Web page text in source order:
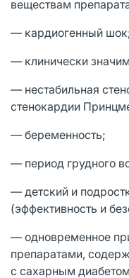
веществам
— кардиогенный
— клинически
— нестабильная
стенокардии
— беременность;
— период грудного
— детский и
(эффективность и
— одновременное
препаратами,
с сахарным